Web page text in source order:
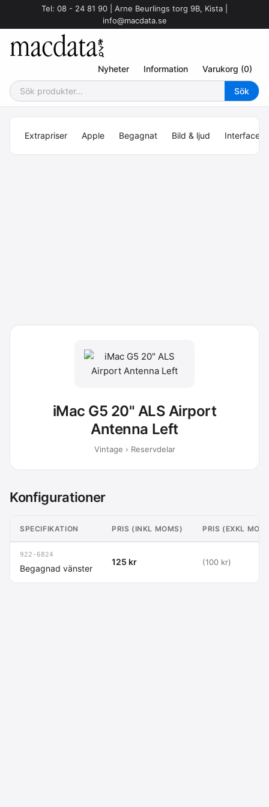
Tel: 08 - 24 81 90 | Arne Beurlings torg 9B, Kista |
info@macdata.se
Nyheter Information Varukorg (0)
Extrapriser Apple Begagnat Bild & ljud Interface
iMac G5 20" ALS Airport
Antenna Left
Vintage › Reservdelar
Konfigurationer
SPECIFIKATION PRIS (INKL MOMS) PRIS (EXKL
922-6824
Begagnad vänster
125 kr (100 kr)